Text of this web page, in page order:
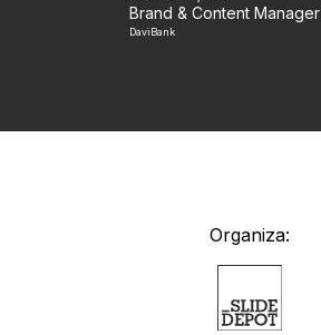
Brand & Content Manager
DaviBank
Organiza: